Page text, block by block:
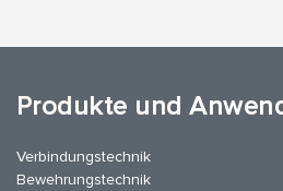
Produkte und
Verbindungstechnik
Bewehrungstechnik